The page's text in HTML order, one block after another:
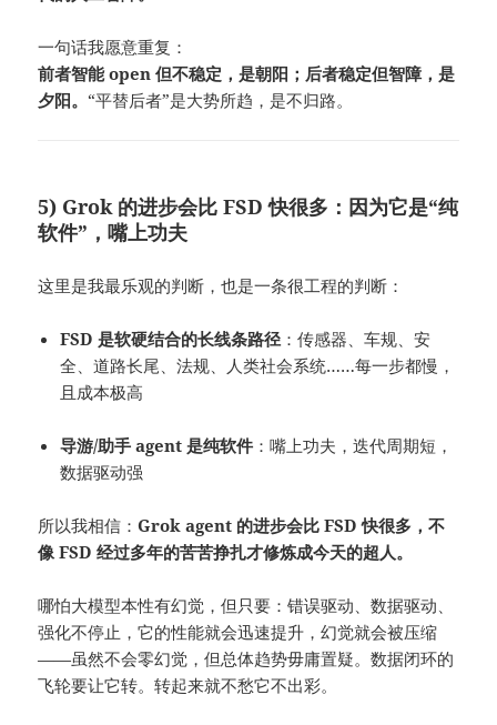
一句话我愿意重复：
前者智能 open 但不稳定，是朝阳；后者稳定但智障，是
夕阳。 “平替后者”是大势所趋，是不归路。
5) Grok 的进步会比 FSD 快很多：因为它是“纯
软件”，嘴上功夫
这里是我最乐观的判断，也是一条很工程的判断：
FSD 是软硬结合的长线条路径：传感器、车规、安
全、道路长尾、法规、人类社会系统……每一步都慢，
且成本极高
导游/助手 agent 是纯软件 ：嘴上功夫，迭代周期短，
数据驱动强
所以我相信：Grok agent 的进步会比 FSD 快很多，不
像 FSD 经过多年的苦苦挣扎才修炼成今天的超人。
哪怕大模型本性有幻觉，但只要：错误驱动、数据驱动、
强化不停止，它的性能就会迅速提升，幻觉就会被压缩
——虽然不会零幻觉，但总体趋势毋庸置疑。数据闭环的
飞轮要让它转。转起来就不愁它不出彩。